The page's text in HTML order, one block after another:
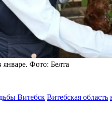
Фото: Белта
Витебск Витебская область